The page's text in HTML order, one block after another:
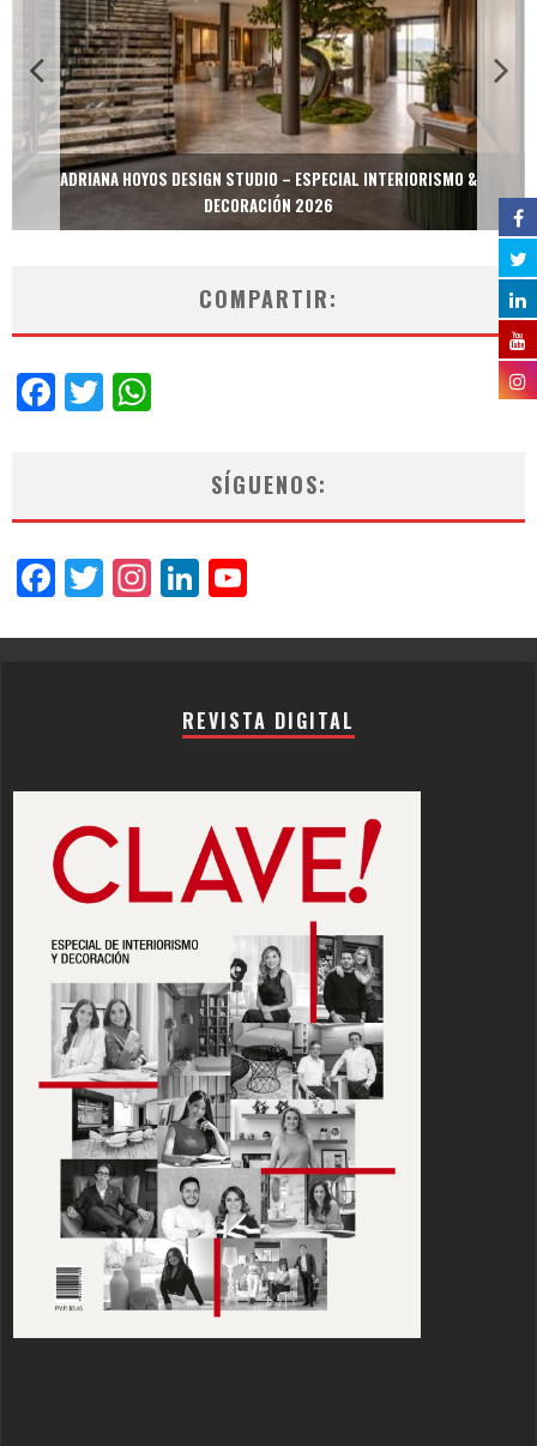
ADRIANA HOYOS DESIGN STUDIO – ESPECIAL INTERIORISMO &
DECORACIÓN 2026
COMPARTIR:
Facebook
Twitter
SÍGUENOS:
Facebook
Twitter
Instagram
LinkedIn
REVISTA DIGITAL